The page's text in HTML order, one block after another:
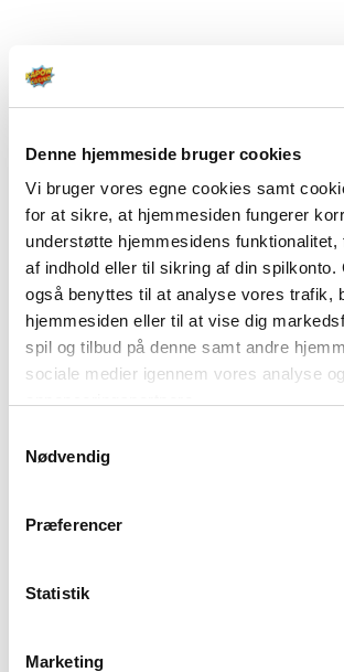
Denne hjemmeside bruger cookies
Vi bruger vores egne cookies samt
for at sikre, at hjemmesiden fungerer
understøtte hjemmesidens funktionalitet,
af indhold eller til sikring af din spilkonto.
også benyttes til at analyse vores trafik,
hjemmesiden eller til at vise dig
spil og tilbud på denne samt andre
sociale medier igennem vores analyse og
Du kan læse mere om vores brug af
"Detaljer" eller ved at klikke videre til
Nødvendig
Præferencer
Statistik
Marketing